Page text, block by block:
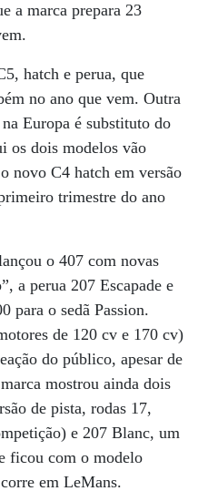
a marca prepara 23
hatch e perua, que
no ano que vem. Outra
Europa é substituto do
os dois modelos vão
novo C4 hatch em versão
trimestre do ano
o 407 com novas
a perua 207 Escapade e
para o sedã Passion.
de 120 cv e 170 cv)
do público, apesar de
mostrou ainda dois
de pista, rodas 17,
e 207 Blanc, um
ficou com o modelo
em LeMans.